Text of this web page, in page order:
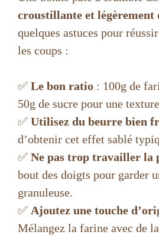
croustillante et légèrement
quelques astuces pour
les coups :
✅ Le bon ratio : 100g de
50g de sucre pour une
✅ Utilisez du beurre bien
d’obtenir cet effet sablé
✅ Ne pas trop travailler la
bout des doigts pour garder
granuleuse.
✅ Ajoutez une touche
Mélangez la farine avec de